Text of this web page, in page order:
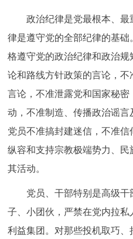
政治纪律是党最根本、最
律是遵守党的全部纪律的基
格遵守党的政治纪律和政治
论和路线方针政策的言论，
言论，不准泄露党和国家秘
动，不准制造、传播政治谣言
党员不准搞封建迷信，不准
纵容和支持宗教极端势力、
其活动。
党员、干部特别是高级干
子、小团伙，严禁在党内拉
利益集团。对那些投机取巧、